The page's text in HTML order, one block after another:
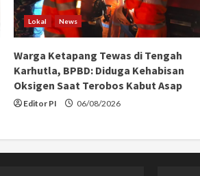
Lokal News
Warga Ketapang Tewas di Tengah
Karhutla, BPBD: Diduga Kehabisan
Oksigen Saat Terobos Kabut Asap
Editor PI 06/08/2026